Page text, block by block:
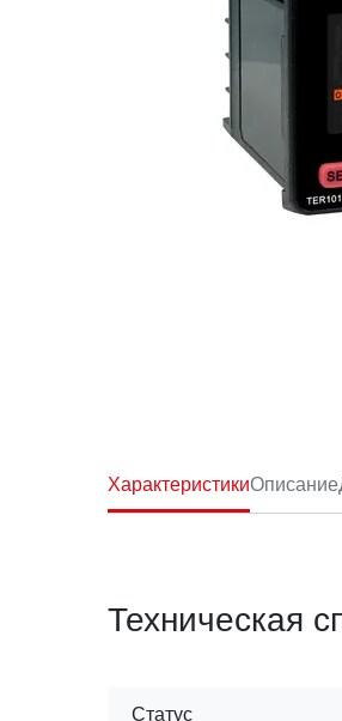
ХарактеристикиОписание
Техническая
Статус